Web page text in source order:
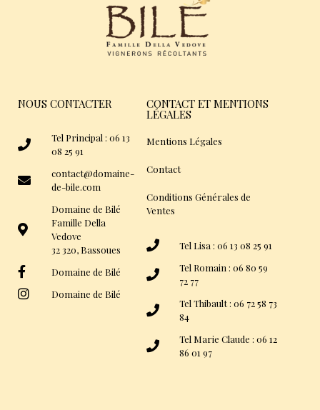
NOUS CONTACTER
Tel Principal : 06 13
08 25 91
contact@domaine-
de-bile.com
Domaine de Bilé
Famille Della
Vedove
32 320, Bassoues
Domaine de Bilé
Domaine de Bilé
CONTACT ET MENTIONS
LÉGALES
Mentions Légales
Contact
Conditions Générales de
Ventes
Tel Lisa : 06 13 08 25 91
Tel Romain : 06 80 59
72 77
Tel Thibault : 06 72 58 73
84
Tel Marie Claude : 06 12
86 01 97